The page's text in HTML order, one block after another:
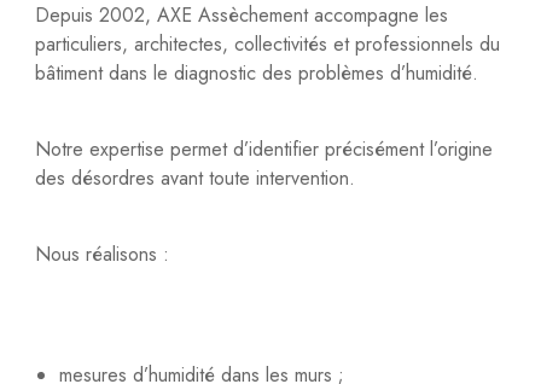
Depuis 2002, AXE Assèchement accompagne les
particuliers, architectes, collectivités et professionnels du
bâtiment dans le diagnostic des problèmes d’humidité.
Notre expertise permet d’identifier précisément l’origine
des désordres avant toute intervention.
Nous réalisons :
mesures d’humidité dans les murs ;